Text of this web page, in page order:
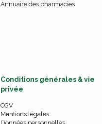
Annuaire des pharmacies
Conditions générales & vie
privée
CGV
Mentions légales